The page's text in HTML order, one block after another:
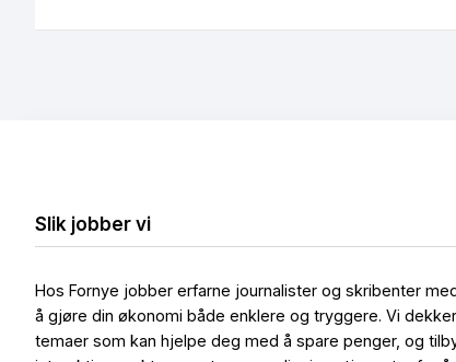
Slik jobber vi
Hos Fornye jobber erfarne journalister og skribenter
å gjøre din økonomi både enklere og tryggere. Vi
temaer som kan hjelpe deg med å spare penger, og